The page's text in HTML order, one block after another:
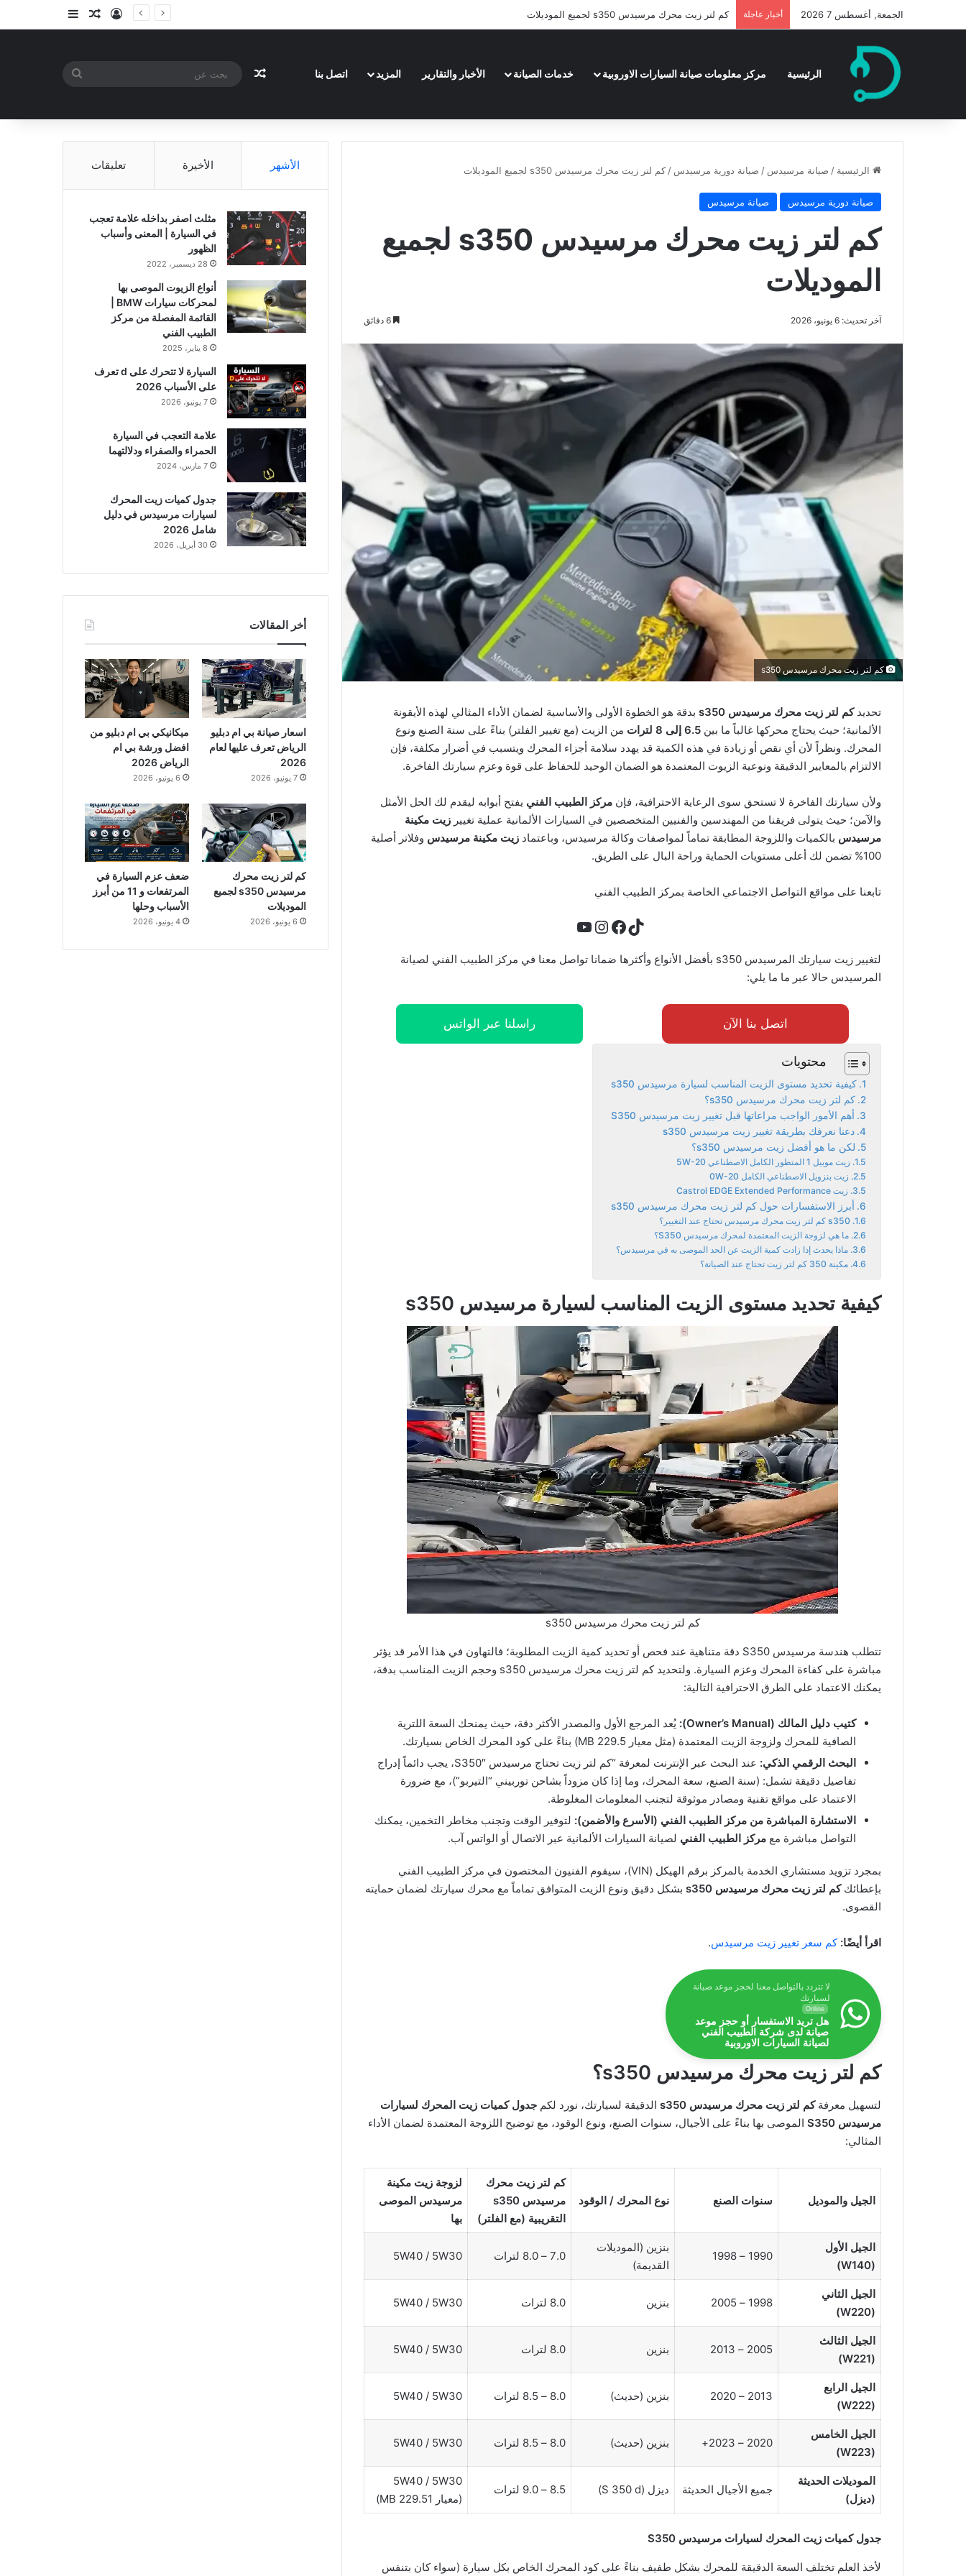
الجمعة, أغسطس 7 2026 أخبار عاجلة كم لتر زيت محرك مرسيدس s350 لجميع الموديلات تسجيل الدخول
مقال عشوائي
إضافة عمود
الرئيسية مركز معلومات صيانة السيارات الاوروبية خدمات الصيانة الأخبار والتقارير المزيد اتصل بنا مقال عشوائي
بحث
الرئيسية / صيانة مرسيدس / صيانة دورية مرسيدس / كم لتر زيت محرك مرسيدس s350 لجميع الموديلات
صيانة دورية مرسيدس صيانة مرسيدس
كم لتر زيت محرك مرسيدس s350 لجميع
الموديلات
آخر تحديث: 6 يونيو، 2026
كم لتر زيت محرك مرسيدس s350
تحديدكم لتر زيت محرك مرسيدس s350
بدقة هو الخطوة الأولى والأساسية لضمان الأداء المثالي لهذه الأيقونة
الألمانية؛ حيث يحتاج محركها غالباً ما بين 6.5 إلى 8 لترات
من الزيت (مع تغيير الفلتر) بناءً على سنة الصنع ونوع
المحرك. ونظراً لأن أي نقص أو زيادة في هذه الكمية قد يهدد سلامة أجزاء المحرك ويتسبب في أضرار مكلفة، فإن
الالتزام بالمعايير الدقيقة ونوعية الزيوت المعتمدة هو الضمان الوحيد للحفاظ على قوة وعزم سيارتك الفاخرة.
ولأن سيارتك الفاخرة لا تستحق سوى الرعاية الاحترافية، فإن مركز الطبيب الفني يفتح أبوابه ليقدم لك الحل الأمثل
والآمن؛ حيث يتولى فريقنا من المهندسين والفنيين المتخصصين في السيارات الألمانية عملية تغيير زيت مكينة
مرسيدس بالكميات واللزوجة المطابقة تماماً لمواصفات وكالة مرسيدس، وباعتماد زيت مكينة مرسيدس وفلاتر أصلية
100% تضمن لك أعلى مستويات الحماية وراحة البال على الطريق.
تابعنا على مواقع التواصل الاجتماعي الخاصة بمركز الطبيب الفني
تيك توك
فيسبوك
إنستجرام
يوتيوب
لتغيير زيت سيارتك المرسيدس s350 بأفضل الأنواع وأكثرها ضمانا تواصل معنا في مركز الطبيب الفني لصيانة
المرسيدس حالا عبر ما ما يلي:
اتصل بنا الآن راسلنا عبر الواتس
محتويات
كيفية تحديد مستوى الزيت المناسب لسيارة مرسيدس s350
كم لتر زيت محرك مرسيدس s350؟
أهم الأمور الواجب مراعاتها قبل تغيير زيت مرسيدس S350
دعنا نعرفك بطريقة تغيير زيت مرسيدس s350
لكن ما هو أفضل زيت مرسيدس s350؟
زيت موبيل 1 المتطور الكامل الاصطناعي 5W-20
زيت بنزويل الاصطناعي الكامل 0W-20
زيت Castrol EDGE Extended Performance
أبرز الاستفسارات حول كم لتر زيت محرك مرسيدس s350
s350 كم لتر زيت محرك مرسيدس تحتاج عند التغيير؟
ما هي لزوجة الزيت المعتمدة لمحرك مرسيدس S350؟
ماذا يحدث إذا زادت كمية الزيت عن الحد الموصى به في مرسيدس؟
مكينة 350 كم لتر زيت تحتاج عند الصيانة؟
كيفية تحديد مستوى الزيت المناسب لسيارة مرسيدس s350
كم لتر زيت محرك مرسيدس s350
تتطلب هندسة مرسيدس S350 دقة متناهية عند فحص أو تحديد كمية الزيت المطلوبة؛ فالتهاون في هذا الأمر قد يؤثر
مباشرة على كفاءة المحرك وعزم السيارة. ولتحديد كم لتر زيت محرك مرسيدس s350 وحجم الزيت المناسب بدقة،
يمكنك الاعتماد على الطرق الاحترافية التالية:
كتيب دليل المالك (Owner’s Manual):
يُعد المرجع الأول والمصدر الأكثر دقة، حيث يمنحك السعة اللترية
الصافية للمحرك ولزوجة الزيت المعتمدة (مثل معيار MB 229.5) بناءً على كود المحرك الخاص بسيارتك.
البحث الرقمي الذكي:
عند البحث عبر الإنترنت لمعرفة “كم لتر زيت تحتاج مرسيدس S350″، يجب دائماً إدراج
تفاصيل دقيقة تشمل: (سنة الصنع، سعة المحرك، وما إذا كان مزوداً بشاحن توربيني “التيربو”)، مع ضرورة
الاعتماد على مواقع تقنية ومصادر موثوقة لتجنب المعلومات المغلوطة.
الاستشارة المباشرة من مركز الطبيب الفني (الأسرع والأضمن): لتوفير الوقت وتجنب مخاطر التخمين، يمكنك
التواصل مباشرة مع مركز الطبيب الفني لصيانة السيارات الألمانية عبر الاتصال أو الواتس آب.
بمجرد تزويد مستشاري الخدمة بالمركز برقم الهيكل (VIN)، سيقوم الفنيون المختصون في مركز الطبيب الفني
بإعطائككم لتر زيت محرك مرسيدس s350
بشكل دقيق ونوع الزيت المتوافق تماماً مع محرك سيارتك لضمان حمايته
القصوى.
اقرأ أيضًا: كم سعر تغيير زيت مرسيدس.
لا تتردد بالتواصل معنا لحجز موعد صيانة
لسيارتك
Online
هل تريد الاستفسار أو حجز موعد
صيانة لدى شركة الطبيب الفني
لصيانة السيارات الاوروبية
كم لتر زيت محرك مرسيدس s350؟
لتسهيل معرفةكم لتر زيت محرك مرسيدس s350 الدقيقة لسيارتك، نورد لكم جدول كميات زيت المحرك لسيارات
مرسيدس S350
الموصى بها بناءً على الأجيال، سنوات الصنع، ونوع الوقود، مع توضيح اللزوجة المعتمدة لضمان الأداء
المثالي:
الجيل والموديل سنوات الصنع نوع المحرك / الوقود
كم لتر زيت محرك
مرسيدس s350
التقريبية (مع الفلتر)
لزوجةزيت مكينة
مرسيدسالموصى
بها
الجيل الأول
(W140)
1990 – 1998
بنزين (الموديلات
القديمة)
7.0 – 8.0 لترات 5W40 / 5W30
الجيل الثاني
(W220)
1998 – 2005 بنزين 8.0 لترات 5W40 / 5W30
الجيل الثالث
(W221)
2005 – 2013 بنزين 8.0 لترات 5W40 / 5W30
الجيل الرابع
(W222)
2013 – 2020 بنزين (حديث) 8.0 – 8.5 لترات 5W40 / 5W30
الجيل الخامس
(W223)
2020 – 2023+ بنزين (حديث) 8.0 – 8.5 لترات 5W40 / 5W30
الموديلات الحديثة
(ديزل)
جميع الأجيال الحديثة ديزل (S 350 d) 8.5 – 9.0 لترات
5W40 / 5W30
(معيار MB 229.51)
جدول كميات زيت المحرك لسيارات مرسيدس S350
لأخذ العلم تختلف السعة الدقيقة للمحرك بشكل طفيف بناءً على كود المحرك الخاص بكل سيارة (سواء كان بتنفس
الأشهر الأخيرة تعليقات
مثلث اصفر بداخله علامة تعجب
في السيارة | المعنى وأسباب
الظهور
28 ديسمبر، 2022
أنواع الزيوت الموصى بها
القائمة المفصلة من مركز
الطبيب الفني
8 يناير، 2025
السيارة لا تتحرك على d تعرف
على الأسباب 2026
7 يونيو، 2026
علامة التعجب في السيارة
الحمراء والصفراء ودلالتهما
7 مارس، 2024
جدول كميات زيت المحرك
لسيارات مرسيدس في دليل
شامل 2026
30 أبريل، 2026
أخر المقالات
اسعار صيانة بي ام دبليو
الرياض تعرف عليها لعام
2026
7 يونيو، 2026
ميكانيكي بي ام دبليو من
افضل ورشة بي ام
الرياض 2026
6 يونيو، 2026
كم لتر زيت محرك
مرسيدس s350 لجميع
الموديلات
6 يونيو، 2026
ضعف عزم السيارة في
المرتفعات و 11 من أبرز
الأسباب وحلها
4 يونيو، 2026